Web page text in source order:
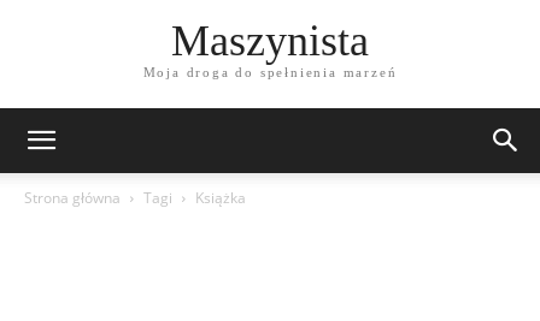
Maszynista
Moja droga do spełnienia marzeń
Strona główna Tagi Książka